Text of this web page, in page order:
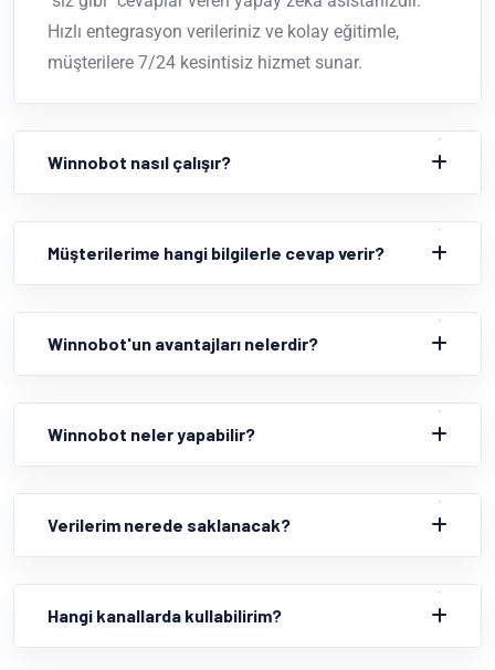
Hızlı entegrasyon verileriniz ve kolay eğitimle,
müşterilere 7/24 kesintisiz hizmet sunar.
Winnobot nasıl çalışır?
Müşterilerime hangi bilgilerle cevap verir?
Winnobot'un avantajları nelerdir?
Winnobot neler yapabilir?
Verilerim nerede saklanacak?
Hangi kanallarda kullabilirim?